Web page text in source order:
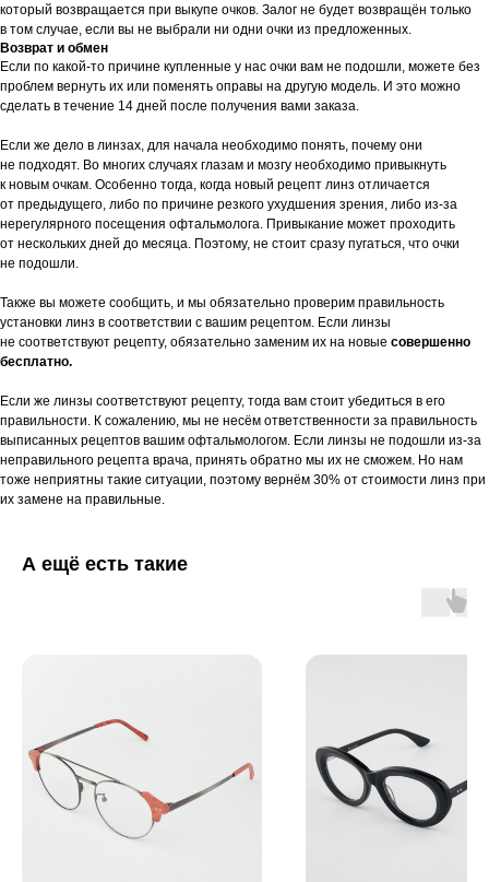
который возвращается при выкупе очков. Залог не будет возвращён только
в том случае, если вы не выбрали ни одни очки из предложенных.
Возврат и обмен
Если по какой-то причине купленные у нас очки вам не подошли, можете без
проблем вернуть их или поменять оправы на другую модель. И это можно
сделать в течение 14 дней после получения вами заказа.
Если же дело в линзах, для начала необходимо понять, почему они
не подходят. Во многих случаях глазам и мозгу необходимо привыкнуть
к новым очкам. Особенно тогда, когда новый рецепт линз отличается
от предыдущего, либо по причине резкого ухудшения зрения, либо из-за
нерегулярного посещения офтальмолога. Привыкание может проходить
от нескольких дней до месяца. Поэтому, не стоит сразу пугаться, что очки
не подошли.
Также вы можете сообщить, и мы обязательно проверим правильность
установки линз в соответствии с вашим рецептом. Если линзы
не соответствуют рецепту, обязательно заменим их на новые совершенно
бесплатно.
Если же линзы соответствуют рецепту, тогда вам стоит убедиться в его
правильности. К сожалению, мы не несём ответственности за правильность
выписанных рецептов вашим офтальмологом. Если линзы не подошли из-за
неправильного рецепта врача, принять обратно мы их не сможем. Но нам
тоже неприятны такие ситуации, поэтому вернём 30% от стоимости линз при
их замене на правильные.
А ещё есть такие